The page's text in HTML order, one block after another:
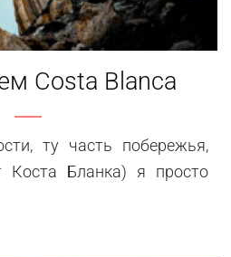
Costa Blanca
ту часть побережья,
Коста Бланка) я просто